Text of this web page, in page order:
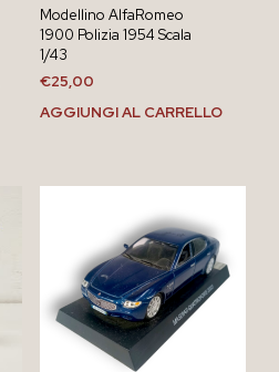
Modellino AlfaRomeo
1900 Polizia 1954 Scala
1/43
€25,00
AGGIUNGI AL CARRELLO